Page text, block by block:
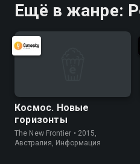
Ещё в жанре:
Космос. Новые
горизонты
The New Frontier • 2015,
Австралия, Информация